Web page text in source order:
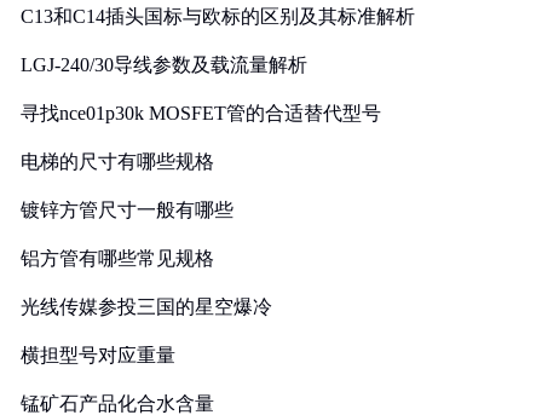
C13和C14插头国标与欧标的区别及其标准解析
LGJ-240/30导线参数及载流量解析
寻找nce01p30k MOSFET管的合适替代型号
电梯的尺寸有哪些规格
镀锌方管尺寸一般有哪些
铝方管有哪些常见规格
光线传媒参投三国的星空爆冷
横担型号对应重量
锰矿石产品化合水含量